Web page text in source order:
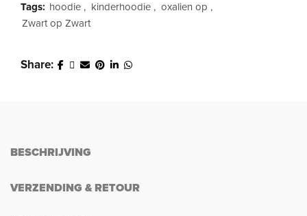
Tags: hoodie , kinderhoodie , oxalien op ,
Zwart op Zwart
Share
BESCHRIJVING
VERZENDING & RETOUR